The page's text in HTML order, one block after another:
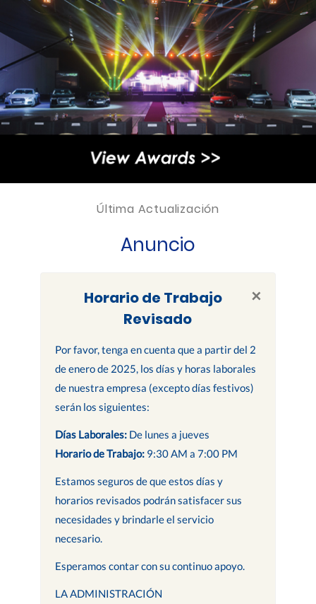
Última Actualización
Anuncio
×
Horario de Trabajo
Revisado
Por favor, tenga en cuenta que a partir del 2
de enero de 2025, los días y horas laborales
de nuestra empresa (excepto días festivos)
serán los siguientes:
Días Laborales:De lunes a jueves
Horario de Trabajo: 9:30 AM a 7:00 PM
Estamos seguros de que estos días y
horarios revisados podrán satisfacer sus
necesidades y brindarle el servicio
necesario.
Esperamos contar con su continuo apoyo.
LA ADMINISTRACIÓN